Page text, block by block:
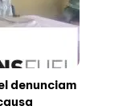
denunciam